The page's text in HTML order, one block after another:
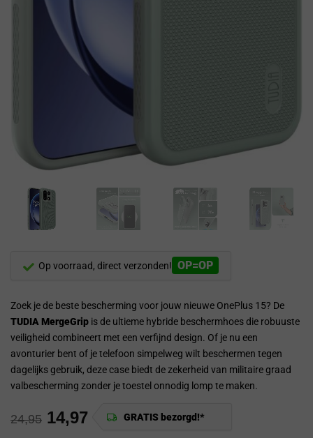
Op voorraad, direct verzonden! OP=OP
Zoek je de beste bescherming voor jouw nieuwe OnePlus 15? De
TUDIA MergeGrip is de ultieme hybride beschermhoes die robuuste
veiligheid combineert met een verfijnd design. Of je nu een
avonturier bent of je telefoon simpelweg wilt beschermen tegen
dagelijks gebruik, deze case biedt de zekerheid van militaire graad
valbescherming zonder je toestel onnodig lomp te maken.
GRATIS bezorgd!*
24,95 14,97